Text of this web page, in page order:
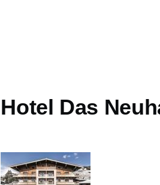
Hotel Das